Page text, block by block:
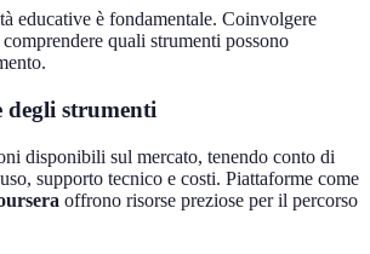
educative è fondamentale. Coinvolgere
quali strumenti possono
degli strumenti
disponibili sul mercato, tenendo conto di
supporto tecnico e costi. Piattaforme come
offrono risorse preziose per il percorso